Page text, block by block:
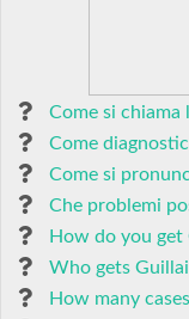
Come si chiama
Come
Come si
Che problemi
How do you get
Who gets
How many